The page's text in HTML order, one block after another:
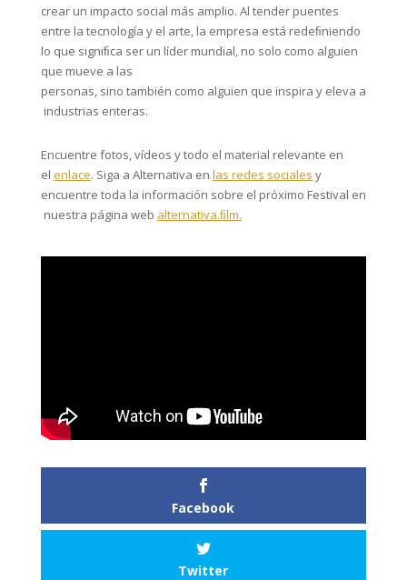
crear un impacto social más amplio. Al tender puentes
entre la tecnología y el arte, la empresa está redeﬁniendo
lo que signiﬁca ser un líder mundial, no solo como alguien
que mueve a las
personas, sino también como alguien que inspira y eleva a
industrias enteras.
Encuentre fotos, vídeos y todo el material relevante en
el enlace. Siga a Alternativa en las redes sociales y
encuentre toda la información sobre el próximo Festival en
nuestra página web alternativa.ﬁlm.
Facebook
Twitter